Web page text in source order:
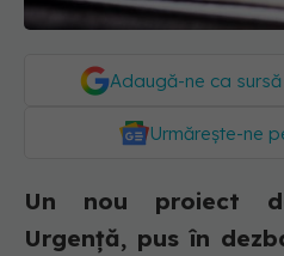
Adaugă-ne ca
Urmărește-ne
Un nou proiect
Urgență, pus în